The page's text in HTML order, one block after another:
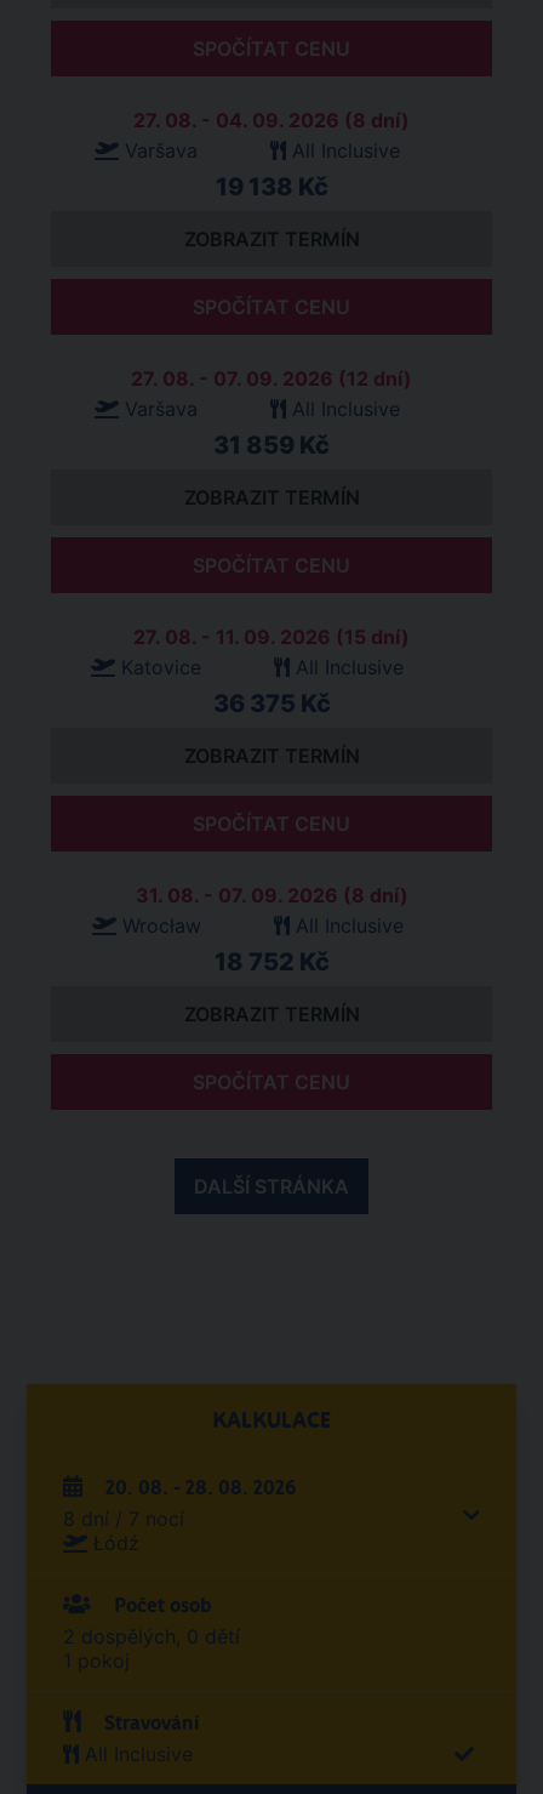
SPOČÍTAT CENU
27. 08. - 04. 09. 2026 (8 dní)
Varšava
All Inclusive
19 138 Kč
ZOBRAZIT TERMÍN
SPOČÍTAT CENU
27. 08. - 07. 09. 2026 (12 dní)
Varšava
All Inclusive
31 859 Kč
ZOBRAZIT TERMÍN
SPOČÍTAT CENU
27. 08. - 11. 09. 2026 (15 dní)
Katovice
All Inclusive
36 375 Kč
ZOBRAZIT TERMÍN
SPOČÍTAT CENU
31. 08. - 07. 09. 2026 (8 dní)
Wrocław
All Inclusive
18 752 Kč
ZOBRAZIT TERMÍN
SPOČÍTAT CENU
DALŠÍ STRÁNKA
KALKULACE
20. 08. - 28. 08. 2026
8 dní / 7 nocí
Łódź
Počet osob
2 dospělých, 0 dětí
1 pokoj
Stravování
All Inclusive